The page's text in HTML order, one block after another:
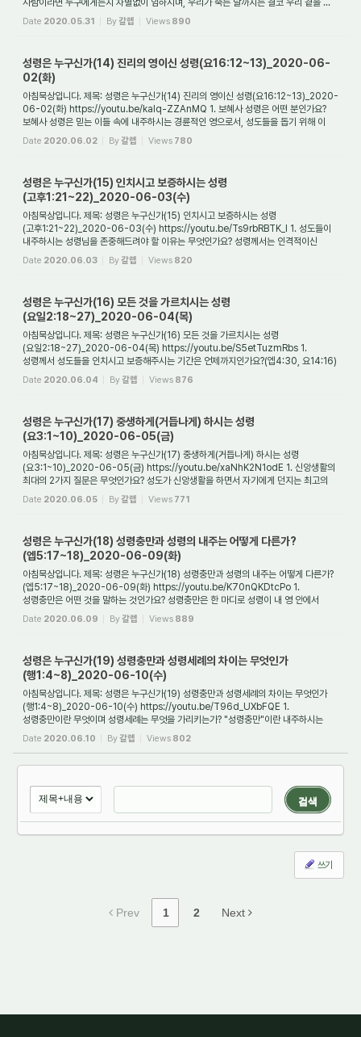
사람이라면 누구에게든지 차별없이 임하시며, 우리가 죽는 날까지는 결코 우리 곁을 ...
Date 2020.05.31 By갈렙 Views 890
성령은 누구신가(14) 진리의 영이신 성령(요16:12~13)_2020-06-
02(화)
아침묵상입니다. 제목: 성령은 누구신가(14) 진리의 영이신 성령(요16:12~13)_2020-
06-02(화) https://youtu.be/kalq-ZZAnMQ 1. 보혜사 성령은 어떤 분인가요?
보혜사 성령은 믿는 이들 속에 내주하시는 경륜적인 영으로서, 성도들을 돕기 위해 이
땅에 보내어...
Date 2020.06.02 By갈렙 Views 780
성령은 누구신가(15) 인치시고 보증하시는 성령
(고후1:21~22)_2020-06-03(수)
아침묵상입니다. 제목: 성령은 누구신가(15) 인치시고 보증하시는 성령
(고후1:21~22)_2020-06-03(수) https://youtu.be/Ts9rbRBTK_I 1. 성도들이
내주하시는 성령님을 존중해드려야 할 이유는 무엇인가요? 성령께서는 인격적이신
분이시기 때문입니다. 성령님...
Date 2020.06.03 By갈렙 Views 820
성령은 누구신가(16) 모든 것을 가르치시는 성령
(요일2:18~27)_2020-06-04(목)
아침묵상입니다. 제목: 성령은 누구신가(16) 모든 것을 가르치시는 성령
(요일2:18~27)_2020-06-04(목) https://youtu.be/S5etTuzmRbs 1.
성령께서 성도들을 인치시고 보증해주시는 기간은 언제까지인가요?(엡4:30, 요14:16)
에베소서 4:30에 의하면, 성령께서 ...
Date 2020.06.04 By갈렙 Views 876
성령은 누구신가(17) 중생하게(거듭나게) 하시는 성령
(요3:1~10)_2020-06-05(금)
아침묵상입니다. 제목: 성령은 누구신가(17) 중생하게(거듭나게) 하시는 성령
(요3:1~10)_2020-06-05(금) https://youtu.be/xaNhK2N1odE 1. 신앙생활의
최대의 2가지 질문은 무엇인가요? 성도가 신앙생활을 하면서 자기에게 던지는 최고의
질문 2가지가 있습니...
Date 2020.06.05 By갈렙 Views 771
성령은 누구신가(18) 성령충만과 성령의 내주는 어떻게 다른가?
(엡5:17~18)_2020-06-09(화)
아침묵상입니다. 제목: 성령은 누구신가(18) 성령충만과 성령의 내주는 어떻게 다른가?
(엡5:17~18)_2020-06-09(화) https://youtu.be/K70nQKDtcPo 1.
성령충만은 어떤 것을 말하는 것인가요? 성령충만은 한 마디로 성령이 내 영 안에서
가득찬 상태를 일컫는 ...
Date 2020.06.09 By갈렙 Views 889
성령은 누구신가(19) 성령충만과 성령세례의 차이는 무엇인가
(행1:4~8)_2020-06-10(수)
아침묵상입니다. 제목: 성령은 누구신가(19) 성령충만과 성령세례의 차이는 무엇인가
(행1:4~8)_2020-06-10(수) https://youtu.be/T96d_UXbFQE 1.
성령충만이란 무엇이며 성령세례는 무엇을 가리키는가? "성령충만"이란 내주하시는
성령께서 사람의 영 속에서 ...
Date 2020.06.10 By갈렙 Views 802
검색
쓰기
Prev 1 2 Next